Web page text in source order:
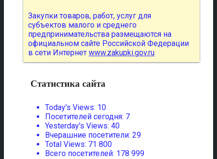
Закупки товаров, работ, услуг для
субъектов малого и среднего
предпринимательства размещаются на
официальном сайте Российской Федерации
в сети Интернет www.zakupki.gov.ru
Статистика сайта
Today's Views: 10
Посетителей сегодня: 7
Yesterday's Views: 40
Вчерашние посетители: 29
Total Views: 71 800
Всего посетителей: 178 999